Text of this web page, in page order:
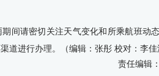
间请密切关注天气变化和所乘航班动
道进行办理。（编辑：张彤 校对：李佳
责任编辑：